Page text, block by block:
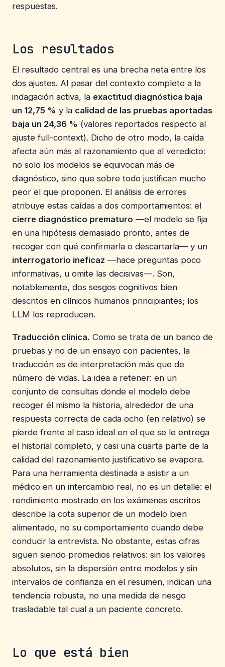
respuestas.
Los resultados
El resultado central es una brecha neta entre los
dos ajustes. Al pasar del contexto completo a la
indagación activa, la exactitud diagnóstica baja
un 12,75 % y la calidad de las pruebas aportadas
baja un 24,36 % (valores reportados respecto al
ajuste full-context). Dicho de otro modo, la caída
afecta aún más al razonamiento que al veredicto:
no solo los modelos se equivocan más de
diagnóstico, sino que sobre todo justifican mucho
peor el que proponen. El análisis de errores
atribuye estas caídas a dos comportamientos: el
cierre diagnóstico prematuro —el modelo se fija
en una hipótesis demasiado pronto, antes de
recoger con qué confirmarla o descartarla— y un
interrogatorio ineficaz —hace preguntas poco
informativas, u omite las decisivas—. Son,
notablemente, dos sesgos cognitivos bien
descritos en clínicos humanos principiantes; los
LLM los reproducen.
Traducción clínica. Como se trata de un banco de
pruebas y no de un ensayo con pacientes, la
traducción es de interpretación más que de
número de vidas. La idea a retener: en un
conjunto de consultas donde el modelo debe
recoger él mismo la historia, alrededor de una
respuesta correcta de cada ocho (en relativo) se
pierde frente al caso ideal en el que se le entrega
el historial completo, y casi una cuarta parte de la
calidad del razonamiento justificativo se evapora.
Para una herramienta destinada a asistir a un
médico en un intercambio real, no es un detalle: el
rendimiento mostrado en los exámenes escritos
describe la cota superior de un modelo bien
alimentado, no su comportamiento cuando debe
conducir la entrevista. No obstante, estas cifras
siguen siendo promedios relativos: sin los valores
absolutos, sin la dispersión entre modelos y sin
intervalos de confianza en el resumen, indican una
tendencia robusta, no una medida de riesgo
trasladable tal cual a un paciente concreto.
Lo que está bien